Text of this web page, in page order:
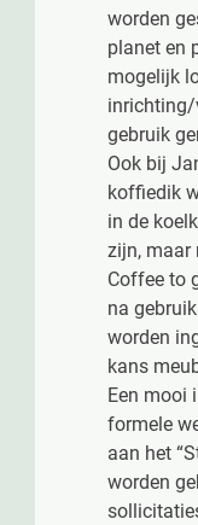
worden
planet en
mogelijk
inrichting/
gebruik
Ook bij
koffiedik
in de
zijn, maar
Coffee to
na
worden
kans
Een mooi
formele
aan het
worden